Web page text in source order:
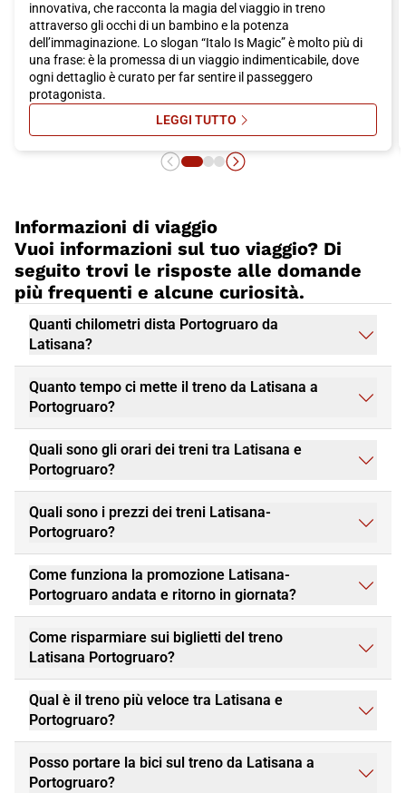
innovativa, che racconta la magia del viaggio in treno
attraverso gli occhi di un bambino e la potenza
dell’immaginazione. Lo slogan “Italo Is Magic” è molto più di
una frase: è la promessa di un viaggio indimenticabile, dove
ogni dettaglio è curato per far sentire il passeggero
protagonista.
LEGGI TUTTOSU ITALO IS MAGIC: ON AIR LA
Informazioni di viaggio
Vuoi informazioni sul tuo viaggio? Di
seguito trovi le risposte alle domande
più frequenti e alcune curiosità.
Quanti chilometri dista Portogruaro da
Latisana?
Quanto tempo ci mette il treno da Latisana a
Portogruaro?
Quali sono gli orari dei treni tra Latisana e
Portogruaro?
Quali sono i prezzi dei treni Latisana-
Portogruaro?
Come funziona la promozione Latisana-
Portogruaro andata e ritorno in giornata?
Come risparmiare sui biglietti del treno
Latisana Portogruaro?
Qual è il treno più veloce tra Latisana e
Portogruaro?
Posso portare la bici sul treno da Latisana a
Portogruaro?